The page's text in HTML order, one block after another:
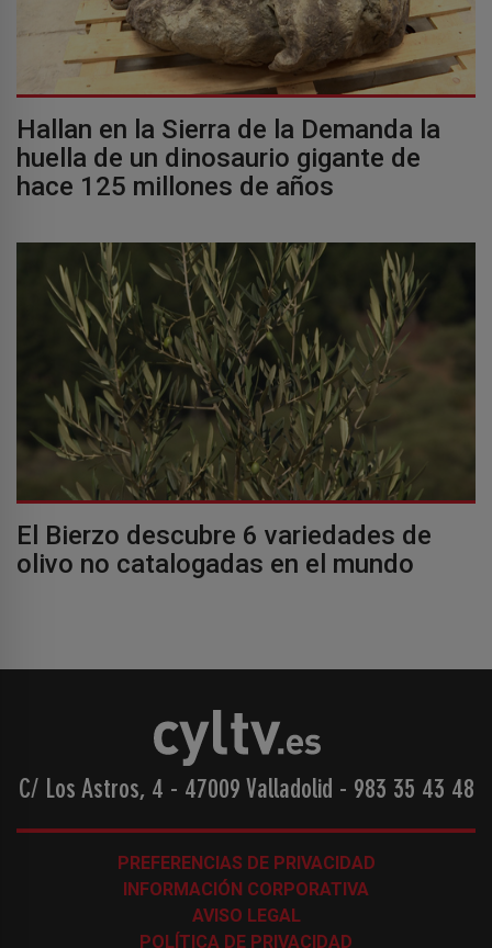
Hallan en la Sierra de la Demanda la
huella de un dinosaurio gigante de
hace 125 millones de años
El Bierzo descubre 6 variedades de
olivo no catalogadas en el mundo
C/ Los Astros, 4 - 47009 Valladolid - 983 35 43 48
PREFERENCIAS DE PRIVACIDAD
INFORMACIÓN CORPORATIVA
AVISO LEGAL
POLÍTICA DE PRIVACIDAD